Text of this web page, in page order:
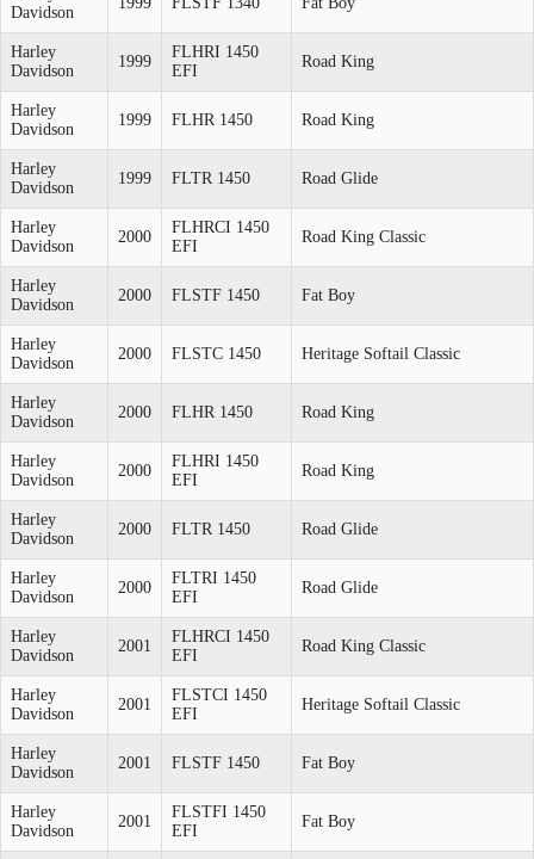
Davidson
Harley
Davidson
1999
FLHRI 1450
EFI
Road King
Harley
Davidson
1999 FLHR 1450 Road King
Harley
Davidson
1999 FLTR 1450 Road Glide
Harley
Davidson
2000
FLHRCI 1450
EFI
Road King Classic
Harley
Davidson
2000 FLSTF 1450 Fat Boy
Harley
Davidson
2000 FLSTC 1450 Heritage Softail Classic
Harley
Davidson
2000 FLHR 1450 Road King
Harley
Davidson
2000
FLHRI 1450
EFI
Road King
Harley
Davidson
2000 FLTR 1450 Road Glide
Harley
Davidson
2000
FLTRI 1450
EFI
Road Glide
Harley
Davidson
2001
FLHRCI 1450
EFI
Road King Classic
Harley
Davidson
2001
FLSTCI 1450
EFI
Heritage Softail Classic
Harley
Davidson
2001 FLSTF 1450 Fat Boy
Harley
Davidson
2001
FLSTFI 1450
EFI
Fat Boy